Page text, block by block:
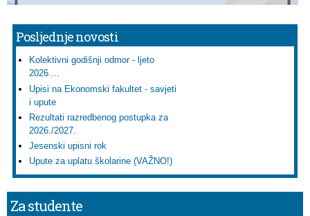
Posljednje novosti
Kolektivni godišnji odmor - ljeto
2026....
Upisi na Ekonomski fakultet - savjeti
i upute
Rezultati razredbenog postupka za
2026./2027.
Jesenski upisni rok
Upute za uplatu školarine (VAŽNO!)
Za studente